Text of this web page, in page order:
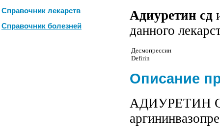
Справочник лекарств
Справочник болезней
Адиуретин сд
данного
Десмопрессин
Defirin
Описание
АДИУРЕТИН